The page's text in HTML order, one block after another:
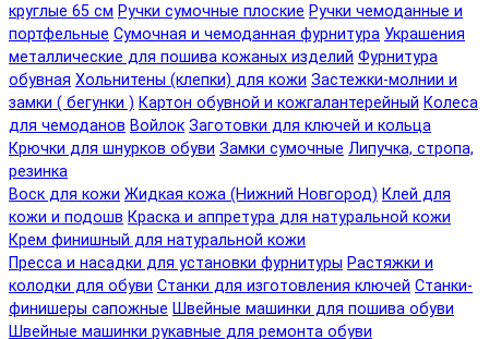
круглые 65 см Ручки сумочные плоские Ручки чемоданные и
портфельные Сумочная и чемоданная фурнитура Украшения
металлические для пошива кожаных изделий Фурнитура
обувная Хольнитены (клепки) для кожи Застежки-молнии и
замки ( бегунки ) Картон обувной и кожгалантерейный Колеса
для чемоданов Войлок Заготовки для ключей и кольца
Крючки для шнурков обуви Замки сумочные Липучка, стропа,
резинка
Воск для кожи Жидкая кожа (Нижний Новгород) Клей для
кожи и подошв Краска и аппретура для натуральной кожи
Крем финишный для натуральной кожи
Пресса и насадки для установки фурнитуры Растяжки и
колодки для обуви Станки для изготовления ключей Станки-
финишеры сапожные Швейные машинки для пошива обуви
Швейные машинки рукавные для ремонта обуви